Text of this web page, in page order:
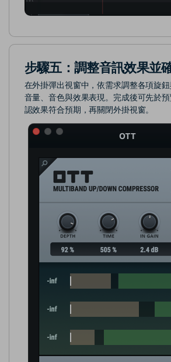
步驟五：調整音訊效果並
在外掛彈出視窗中，依需求調整各項旋
音量、音色與效果表現。完成後可先於
認效果符合預期，再關閉外掛視窗。